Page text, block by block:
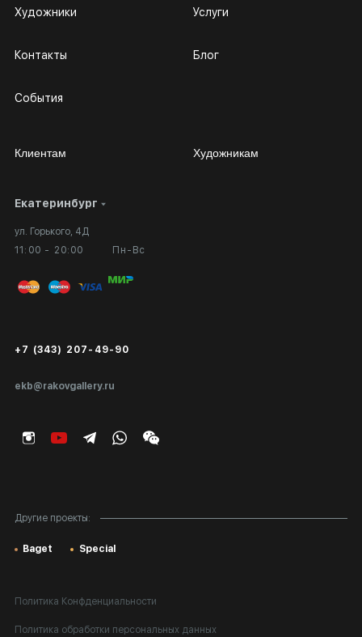
Екатеринбург
ул. Горького, 4Д
11:00 - 20:00
Пн-Вс
ekb@rakovgallery.ru
+7 (343) 207-49-90
Художники
Контакты
События
Услуги
Блог
Другие проекты:
Baget Special
Клиентам
Личный кабинет
Вопросы и ответы
Публичная оферта
Экспертиза/Вывоз за границу
Подарочные сертификаты
Художникам
Сотрудничество
Выставка в галерее
Политика Конфденциальности
Политика обработки персональных данных